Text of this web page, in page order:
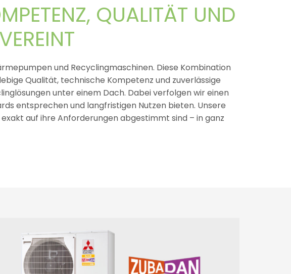
QUALITÄT UND
und Recyclingmaschinen. Diese Kombination
Qualität, technische Kompetenz und zuverlässige
unter einem Dach. Dabei verfolgen wir einen
entsprechen und langfristigen Nutzen bieten. Unsere
auf ihre Anforderungen abgestimmt sind – in ganz